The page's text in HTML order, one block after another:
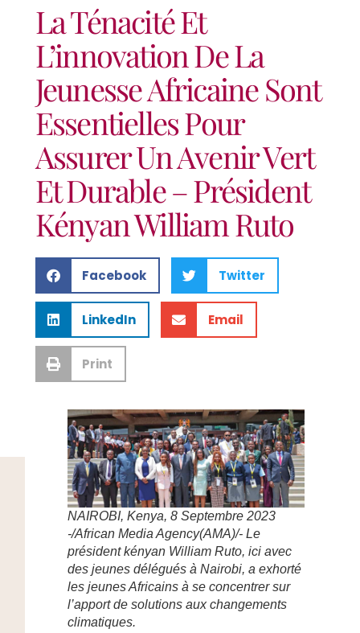
La Ténacité Et
L’innovation De La
Jeunesse Africaine Sont
Essentielles Pour
Assurer Un Avenir Vert
Et Durable – Président
Kényan William Ruto
Facebook Twitter
LinkedIn Email
Print
NAIROBI, Kenya, 8 Septembre 2023
-/African Media Agency(AMA)/- Le
président kényan William Ruto, ici avec
des jeunes délégués à Nairobi, a exhorté
les jeunes Africains à se concentrer sur
l’apport de solutions aux changements
climatiques.